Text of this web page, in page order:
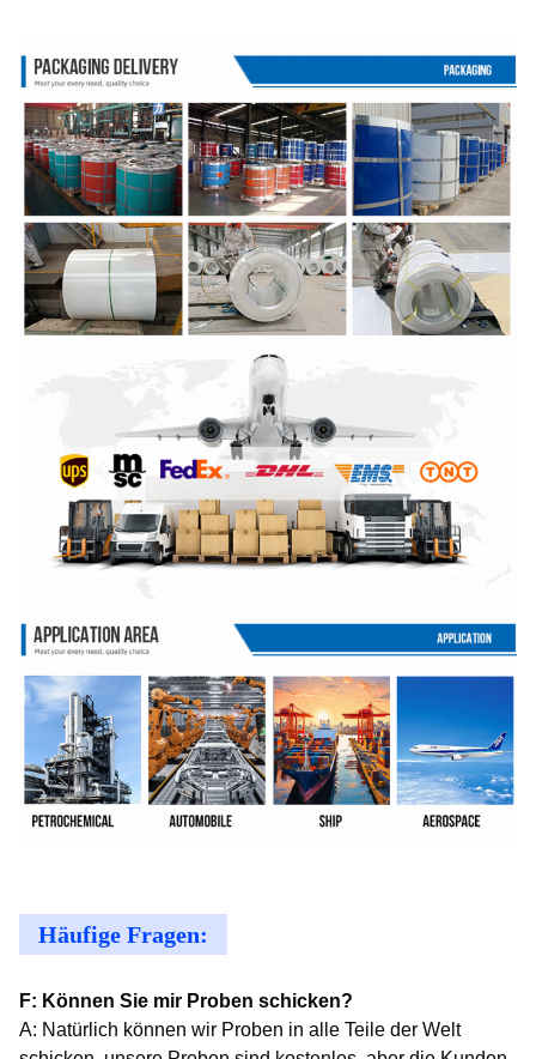
Häufige Fragen:
F: Können Sie mir Proben schicken?
A: Natürlich können wir Proben in alle Teile der Welt